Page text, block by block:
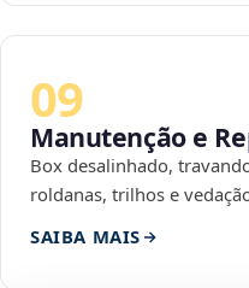
09
Manutenção e
Box desalinhado,
roldanas, trilhos e
SAIBA MAIS